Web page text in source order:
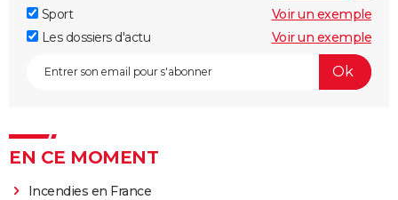
Sport
Voir un exemple
Les dossiers d'actu
Voir un exemple
EN CE MOMENT
Incendies en France